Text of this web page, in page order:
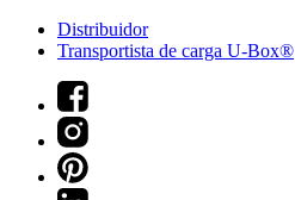
Distribuidor
Transportista de carga U-Box®